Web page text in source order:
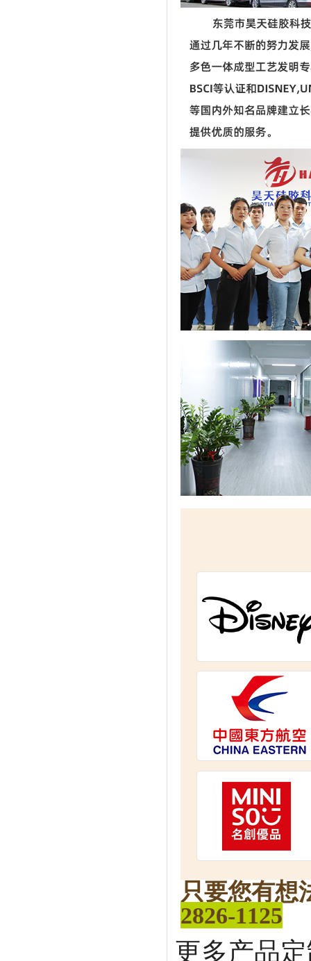
只要您有想
2826-1125
更多